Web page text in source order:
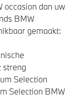
occasion dan uw
BMW
gemaakt:
streng
Selection
Selection BMW